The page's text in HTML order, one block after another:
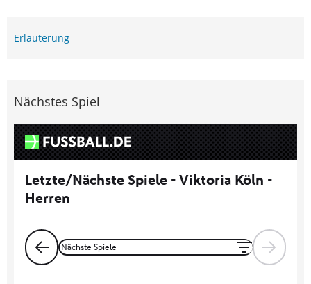
Erläuterung
Nächstes Spiel